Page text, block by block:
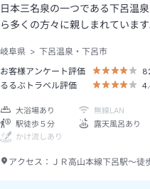
日本三名泉の一つである下呂温
ら多くの方々に親しまれていま
岐阜県
下呂温泉・下呂市
お客様アンケート評価
るるぶトラベル評価
大浴場あり 無線LAN
駅徒歩５分
露天風呂あり
かけ流しあり
アクセス： ＪＲ高山本線下呂駅～徒